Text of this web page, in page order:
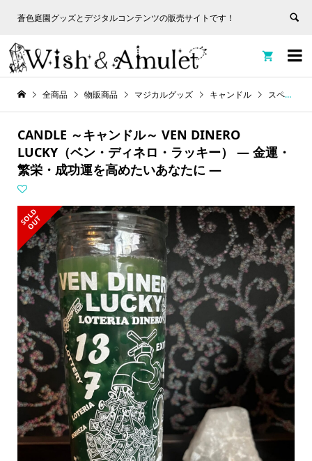
蒼色庭園グッズとデジタルコンテンツの販売サイトです！


全商品 物販商品 マジカルグッズ キャンドル スペルキャンドル
CANDLE ～キャンドル～ VEN DINERO
LUCKY（ベン・ディネロ・ラッキー） ― 金運・
繁栄・成功運を高めたいあなたに ―
S
O
L
D
O
U
T
蒼色庭園グッズとデジタルコンテンツの販売サイトです！
非表